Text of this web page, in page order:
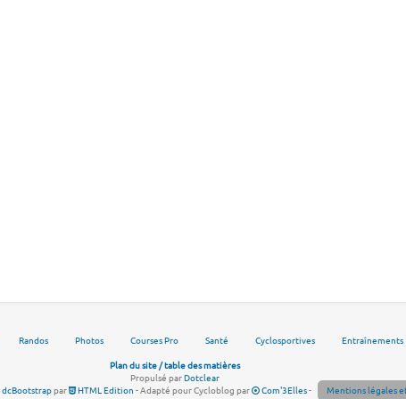
Randos Photos Courses Pro Santé Cyclosportives Entraînements
Plan du site / table des matières
Propulsé parDotclear
dcBootstrappar HTML Edition - Adapté pour Cycloblog par Com'3Elles- Mentions légales